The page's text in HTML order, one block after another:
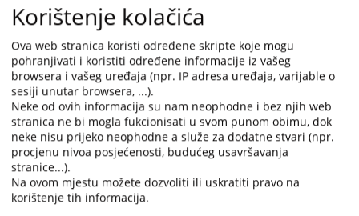
Korištenje kolačića
Ova web stranica koristi određene skripte koje mogu
pohranjivati i koristiti određene informacije iz vašeg
browsera i vašeg uređaja (npr. IP adresa uređaja, varijable o
sesiji unutar browsera, ...).
Neke od ovih informacija su nam neophodne i bez njih web
stranica ne bi mogla fukcionisati u svom punom obimu, dok
neke nisu prijeko neophodne a služe za dodatne stvari (npr.
procjenu nivoa posjećenosti, budućeg usavršavanja
stranice...).
Na ovom mjestu možete dozvoliti ili uskratiti pravo na
korištenje tih informacija.